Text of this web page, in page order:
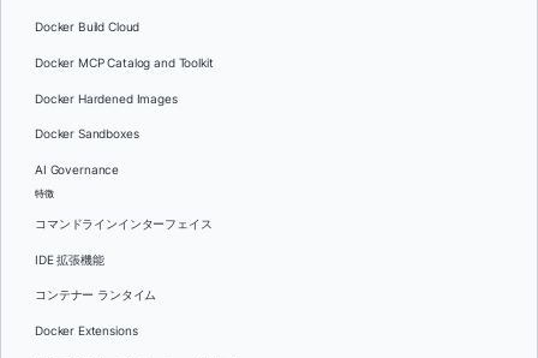
Docker Build Cloud
Docker MCP Catalog and Toolkit
Docker Hardened Images
Docker Sandboxes
AI Governance
特徴
コマンドラインインターフェイス
IDE 拡張機能
コンテナー ランタイム
Docker Extensions